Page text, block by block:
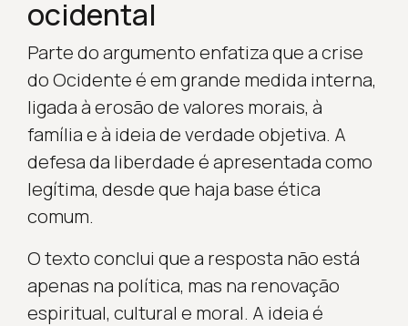
ocidental
Parte do argumento enfatiza que a crise
do Ocidente é em grande medida interna,
ligada à erosão de valores morais, à
família e à ideia de verdade objetiva. A
defesa da liberdade é apresentada como
legítima, desde que haja base ética
comum.
O texto conclui que a resposta não está
apenas na política, mas na renovação
espiritual, cultural e moral. A ideia é